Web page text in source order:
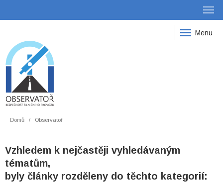
Menu
Domů Observatoř
Vzhledem k nejčastěji vyhledávaným
tématům,
byly články rozděleny do těchto kategorií: